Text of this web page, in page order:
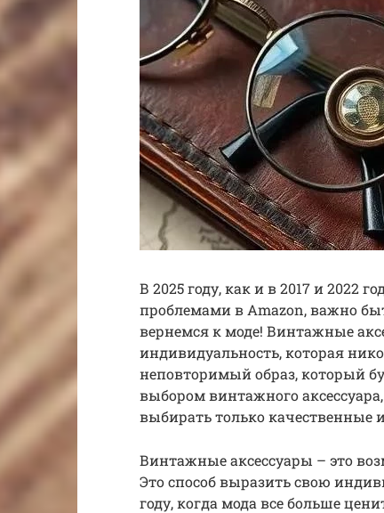
В 2025 году, как и в 2017 и 2022
проблемами в Amazon, важно
вернемся к моде! Винтажные
индивидуальность, которая
неповторимый образ, который
выбором винтажного
выбирать только качественные
Винтажные аксессуары – это
Это способ выразить свою
году, когда мода все больше